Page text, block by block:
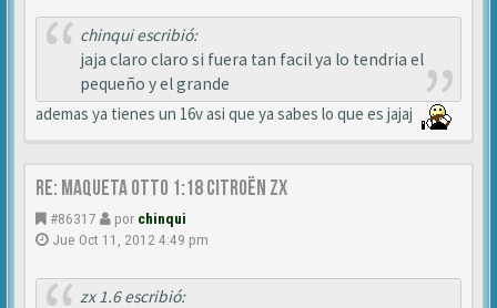
chinqui escribió:
jaja claro claro si fuera tan facil ya lo tendria el
pequeño y el grande
ademas ya tienes un 16v asi que ya sabes lo que es jajaj
Re: MAQUETA OTTO 1:18 CITROËN ZX
#86317 por chinqui
Jue Oct 11, 2012 4:49 pm
zx 1.6 escribió: